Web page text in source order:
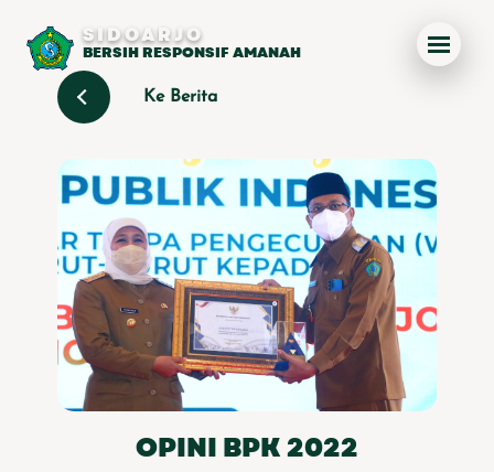
SIDOARJO
BERSIH RESPONSIF AMANAH
Ke Berita
OPINI BPK 2022